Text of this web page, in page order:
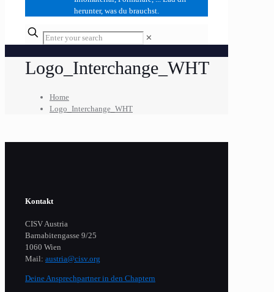
herunter, was du brauchst.
✕
Logo_Interchange_WHT
Home
Logo_Interchange_WHT
Kontakt
CISV Austria
Barnabitengasse 9/25
1060 Wien
Mail: austria@cisv.org
Deine Ansprechpartner in den Chaptern